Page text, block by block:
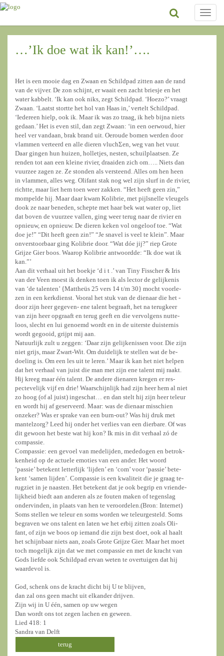
Toggle
…’Ik doe wat ik kan!’….
Het is een mooie dag en Zwaan en Schildpad zitten aan de rand
van de vijver. De zon schijnt, er waait een zacht briesje en het
water kabbelt. ‘Ik kan ook niks, zegt Schildpad. ‘Hoezo?’ vraagt
Zwaan. ‘Laatst stortte het hol van Haas in,’ vertelt Schildpad.
‘Iedereen hielp, ook ik. Maar ik was zo traag, ik heb bijna niets
gedaan.’ Het is even stil, dan zegt Zwaan: ‘in een oerwoud, hier
heel ver vandaan, brak brand uit. Oeroude bomen werden door
vlammen verteerd en alle dieren vluchƩen, weg van het vuur.
Daar gingen hun huizen, holletjes, nesten, schuilplaatsen. Ze
renden tot aan een kleine rivier, draaiden zich om….. Niets dan
vuurzee zagen ze. Ze stonden als versteend. Alles om hen heen
in vlammen, alles weg. Olifant stak nog wel zijn slurf in de rivier,
richtte, maar liet hem toen weer zakken. “Het heeft geen zin,”
mompelde hij. Maar daar kwam Kolibrie, met pijlsnelle vleugels
dook ze naar beneden, schepte met haar bek wat water op, liet
dat boven de vuurzee vallen, ging weer terug naar de rivier en
opnieuw, en opnieuw. De dieren keken vol ongeloof toe. “Wat
doe je!” “Dit heeft geen zin!” “Je snavel is veel te klein”. Maar
onverstoorbaar ging Kolibrie door. “Wat dóe jij?” riep Grote
Grijze Gier boos. Waarop Kolibrie antwoordde: “Ik doe wat ik
kan.”’
Aan dit verhaal uit het boekje ‘d i t .’ van Tiny Fisscher & Iris
van der Veen moest ik denken toen ik als lector de gelijkenis
van ‘de talenten’ {Mattheüs 25 vers 14 t/m 30} mocht voorle-
zen in een kerkdienst. Vooral het stuk van de dienaar die het -
door zijn heer gegeven- ene talent begraaft, het na terugkeer
van zijn heer opgraaft en terug geeft en die vervolgens nutte-
loos, slecht en lui genoemd wordt en in de uiterste duisternis
wordt gegooid, grijpt mij aan.
Natuurlijk zult u zeggen: ‘Daar zijn gelijkenissen voor. Die zijn
niet grijs, maar Zwart-Wit. Om duidelijk te stellen wat de be-
doeling is. Om een les uit te leren.’ Maar ik kan het niet helpen
dat het verhaal van juist die man met zijn ene talent mij raakt.
Hij kreeg maar één talent. De andere dienaren kregen er res-
pectevelijk vijf en drie! Waarschijnlijk had zijn heer hem al niet
zo hoog (of al juist) ingeschat… en dan stelt hij zijn heer teleur
en wordt hij af geserveerd. Maar: was de dienaar misschien
onzeker? Was er sprake van een burn-out? Was hij druk met
mantelzorg? Leed hij onder het verlies van een dierbare. Of was
dit gewoon het beste wat hij kon? Ik mis in dit verhaal zó de
compassie.
Compassie: een gevoel van medelijden, mededogen en betrok-
kenheid op de actuele emoties van een ander. Het woord
‘passie’ betekent letterlijk ‘lijden’ en ‘com’ voor ‘passie’ bete-
kent ‘samen lijden’. Compassie is een kwaliteit die je graag te-
rugziet in je naasten. Het betekent dat je ook begrip en vriende-
lijkheid biedt aan anderen als ze fouten maken of tegenslag
ondervinden, in plaats van hen te veroordelen.(Bron: Internet)
Soms stellen we teleur en soms worden we teleurgesteld. Soms
begraven we ons talent en laten we het erbij zitten zoals Oli-
fant, of zijn we boos op iemand die zijn best doet, ook al haalt
het schijnbaar niets aan, zoals Grote Grijze Gier. Maar het moet
toch mogelijk zijn dat we met compassie en met de kracht van
Gods liefde ook Schildpad ervan weten te overtuigen dat hij
waardevol is.
God, schenk ons de kracht dicht bij U te blijven,
dan zal ons geen macht uit elkander drijven.
Zijn wij in U één, samen op uw wegen
Dan wordt ons tot zegen lachen en geween.
Lied 418: 1
Sandra van Delft
terug